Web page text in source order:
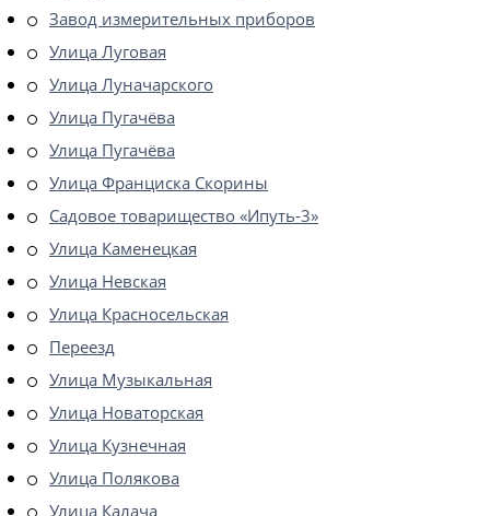
Завод измерительных приборов
Улица Луговая
Улица Луначарского
Улица Пугачёва
Улица Пугачёва
Улица Франциска Скорины
Садовое товарищество «Ипуть-3»
Улица Каменецкая
Улица Невская
Улица Красносельская
Переезд
Улица Музыкальная
Улица Новаторская
Улица Кузнечная
Улица Полякова
Улица Калача